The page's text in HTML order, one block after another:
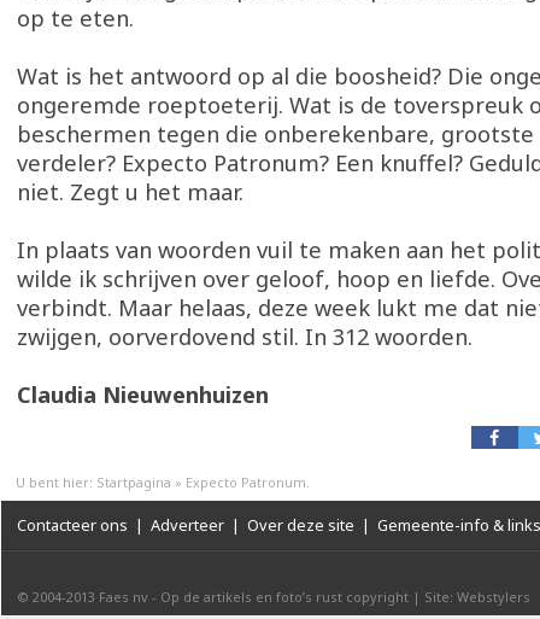
op te eten.
Wat is het antwoord op al die boosheid? Die
ongeremde roeptoeterij. Wat is de toverspreuk
beschermen tegen die onberekenbare,
verdeler? Expecto Patronum? Een knuffel?
niet. Zegt u het maar.
In plaats van woorden vuil te maken aan het
wilde ik schrijven over geloof, hoop en liefde.
verbindt. Maar helaas, deze week lukt me dat
zwijgen, oorverdovend stil. In 312 woorden.
Claudia Nieuwenhuizen
U bent hier: Startpagina » Expecto Patronum.
Contacteer ons | Adverteer | Over deze site | Gemeente-info & links
© 2004-2013 Faes nv - Op de artikels en foto’s rust copyright | Site: Webstylers